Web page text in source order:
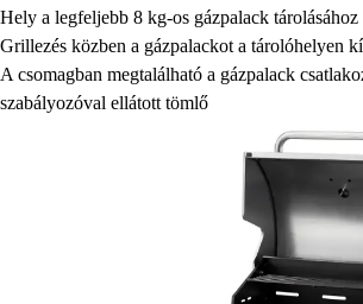
Hely a legfeljebb 8 kg-os gázpalack tárolásához
Grillezés közben a gázpalackot a tárolóhelyen
A csomagban megtalálható a gázpalack
szabályozóval ellátott tömlő